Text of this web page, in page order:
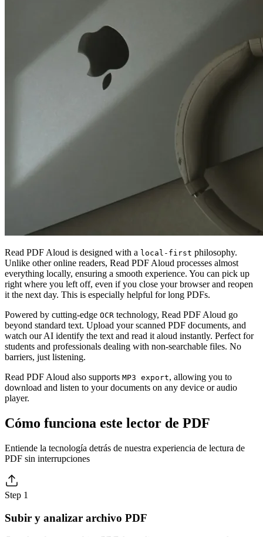
Read PDF Aloud is designed with a local-first philosophy.
Unlike other online readers, Read PDF Aloud processes almost
everything locally, ensuring a smooth experience. You can pick up
right where you left off, even if you close your browser and reopen
it the next day. This is especially helpful for long PDFs.
Powered by cutting-edge OCR technology, Read PDF Aloud go
beyond standard text. Upload your scanned PDF documents, and
watch our AI identify the text and read it aloud instantly. Perfect for
students and professionals dealing with non-searchable files. No
barriers, just listening.
Read PDF Aloud also supports MP3 export, allowing you to
download and listen to your documents on any device or audio
player.
Cómo funciona este lector de PDF
Entiende la tecnología detrás de nuestra experiencia de lectura de
PDF sin interrupciones
Step 1
Subir y analizar archivo PDF